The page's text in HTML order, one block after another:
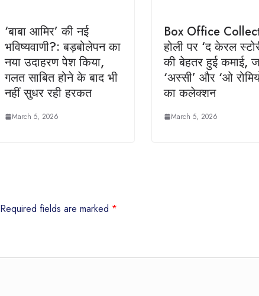
‘बाबा आमिर’ की नई
भविष्यवाणी?: बड़बोलेपन का
नया उदाहरण पेश किया,
गलत साबित होने के बाद भी
नहीं सुधर रही हरकत
March 5, 2026
Box Office
होली पर ‘द केरल
की बेहतर हुई कमाई,
‘अस्सी’ और ‘ओ
का कलेक्शन
March 5, 2026
Required fields are marked *